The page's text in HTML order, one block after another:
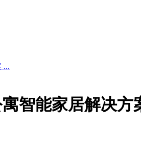
...
智能家居解决方